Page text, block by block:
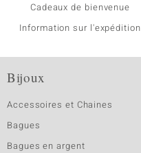
Cadeaux de bienvenue
Information sur l'expédition
Bijoux
Accessoires et Chaines
Bagues
Bagues en argent